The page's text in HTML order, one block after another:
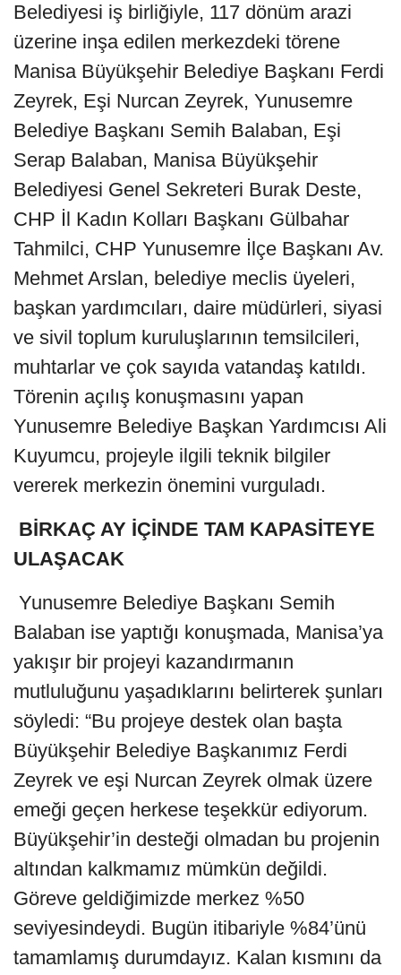
Belediyesi iş birliğiyle, 117 dönüm arazi
üzerine inşa edilen merkezdeki törene
Manisa Büyükşehir Belediye Başkanı Ferdi
Zeyrek, Eşi Nurcan Zeyrek, Yunusemre
Belediye Başkanı Semih Balaban, Eşi
Serap Balaban, Manisa Büyükşehir
Belediyesi Genel Sekreteri Burak Deste,
CHP İl Kadın Kolları Başkanı Gülbahar
Tahmilci, CHP Yunusemre İlçe Başkanı Av.
Mehmet Arslan, belediye meclis üyeleri,
başkan yardımcıları, daire müdürleri, siyasi
ve sivil toplum kuruluşlarının temsilcileri,
muhtarlar ve çok sayıda vatandaş katıldı.
Törenin açılış konuşmasını yapan
Yunusemre Belediye Başkan Yardımcısı Ali
Kuyumcu, projeyle ilgili teknik bilgiler
vererek merkezin önemini vurguladı.
BİRKAÇ AY İÇİNDE TAM KAPASİTEYE
ULAŞACAK
Yunusemre Belediye Başkanı Semih
Balaban ise yaptığı konuşmada, Manisa’ya
yakışır bir projeyi kazandırmanın
mutluluğunu yaşadıklarını belirterek şunları
söyledi: “Bu projeye destek olan başta
Büyükşehir Belediye Başkanımız Ferdi
Zeyrek ve eşi Nurcan Zeyrek olmak üzere
emeği geçen herkese teşekkür ediyorum.
Büyükşehir’in desteği olmadan bu projenin
altından kalkmamız mümkün değildi.
Göreve geldiğimizde merkez %50
seviyesindeydi. Bugün itibariyle %84’ünü
tamamlamış durumdayız. Kalan kısmını da